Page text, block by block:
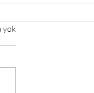
yok